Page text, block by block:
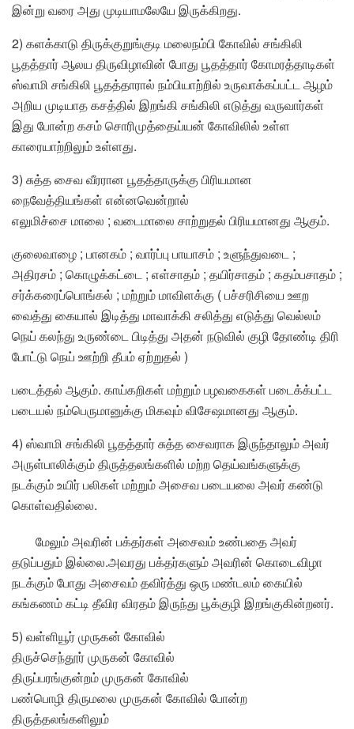
இன்று வரை அது முடியாமலேயே இருக்கிறது.
2) களக்காடு திருக்குறுங்குடி மலைநம்பி கோவில் சங்கிலி
பூதத்தார் ஆலய திருவிழாவின் போது பூதத்தார் கோமரத்தாடிகள்
ஸ்வாமி சங்கிலி பூதத்தாரால் நம்பியாற்றில் உருவாக்கப்பட்ட ஆழம்
அறிய முடியாத கசத்தில் இறங்கி சங்கிலி எடுத்து வருவார்கள்
இது போன்ற கசம் சொரிமுத்தைய்யன் கோவிலில் உள்ள
காரையாற்றிலும் உள்ளது.
3) சுத்த சைவ வீரரான பூதத்தாருக்கு பிரியமான
நைவேத்தியங்கள் என்னவென்றால்
எலுமிச்சை மாலை ; வடைமாலை சாற்றுதல் பிரியமானது ஆகும்.
குலைவாழை ; பானகம் ; வார்ப்பு பாயாசம் ; உளுந்துவடை ;
அதிரசம் ; கொழுக்கட்டை ; எள்சாதம் ; தயிர்சாதம் ; கதம்பசாதம் ;
சர்க்கரைப்பொங்கல் ; மற்றும் மாவிளக்கு ( பச்சரிசியை ஊற
வைத்து கையால் இடித்து மாவாக்கி சலித்து எடுத்து வெல்லம்
நெய் கலந்து உருண்டை பிடித்து அதன் நடுவில் குழி தோண்டி திரி
போட்டு நெய் ஊற்றி தீபம் ஏற்றுதல் )
படைத்தல் ஆகும். காய்கறிகள் மற்றும் பழவகைகள் படைக்க்பட்ட
படையல் நம்பெருமானுக்கு மிகவும் விசேஷமானது ஆகும்.
4) ஸ்வாமி சங்கிலி பூதத்தார் சுத்த சைவராக இருந்தாலும் அவர்
அருள்பாலிக்கும் திருத்தலங்களில் மற்ற தெய்வங்களுக்கு
நடக்கும் உயிர் பலிகள் மற்றும் அசைவ படையலை அவர் கண்டு
கொள்வதில்லை.
மேலும் அவரின் பக்தர்கள் அசைவம் உண்பதை அவர்
தடுப்பதும் இல்லை.அவரது பக்தர்களும் அவரின் கொடைவிழா
நடக்கும் போது அசைவம் தவிர்த்து ஒரு மண்டலம் கையில்
கங்கணம் கட்டி தீவிர விரதம் இருந்து பூக்குழி இறங்குகின்றனர்.
5) வள்ளியூர் முருகன் கோவில்
திருச்செந்தூர் முருகன் கோவில்
திருப்பரங்குன்றம் முருகன் கோவில்
பண்பொழி திருமலை முருகன் கோவில் போன்ற
திருத்தலங்களிலும்